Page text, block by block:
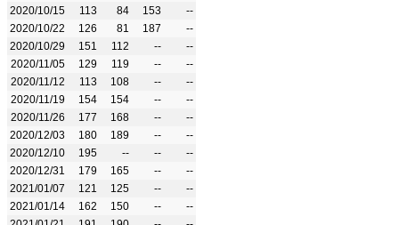
2020/10/15
113 84 153
--
2020/10/22
126 81 187
--
2020/10/29
151 112 --
--
2020/11/05
129 119 --
--
2020/11/12
113 108 --
--
2020/11/19
154 154 --
--
2020/11/26
177 168 --
--
2020/12/03
180 189 --
--
2020/12/10
195 -- --
--
2020/12/31
179 165 --
--
2021/01/07
121 125 --
--
2021/01/14
162 150 --
--